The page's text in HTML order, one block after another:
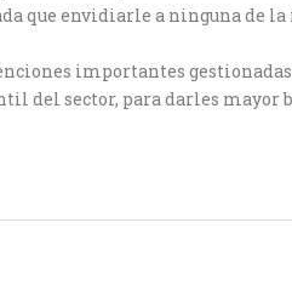
que envidiarle a ninguna de
importantes
del sector, para darles mayor